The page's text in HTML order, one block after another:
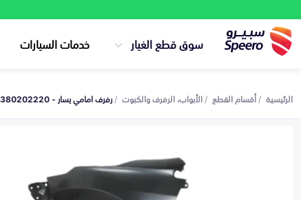
سوق قطع الغيار خدمات السيارات
الرئيسية أقسام القطع الأبواب، الرفرف والكبوت رفرف امامي يسار - 5380202220